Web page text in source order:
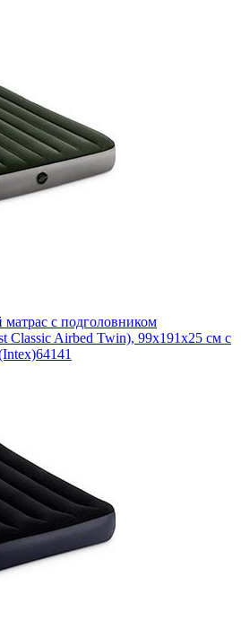
с подголовником
Classic Airbed Twin), 99х191x25 см с
64141